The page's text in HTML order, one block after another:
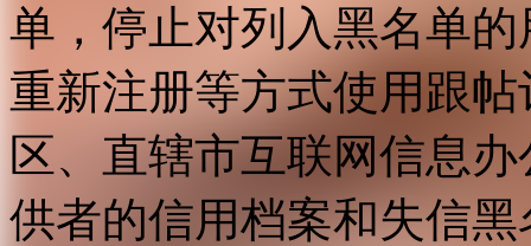
单，停止对列入黑名单
重新注册等方式使用跟
区、直辖市互联网信息
供者的信用档案和失信